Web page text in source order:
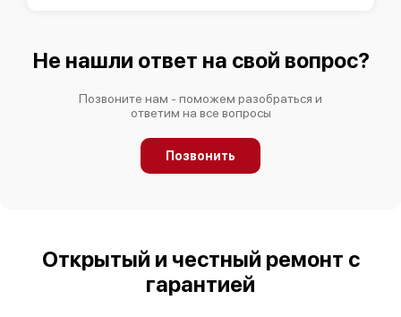
Не нашли ответ на свой вопрос?
Позвоните нам - поможем разобраться и
ответим на все вопросы
Позвонить
Открытый и честный ремонт с
гарантией